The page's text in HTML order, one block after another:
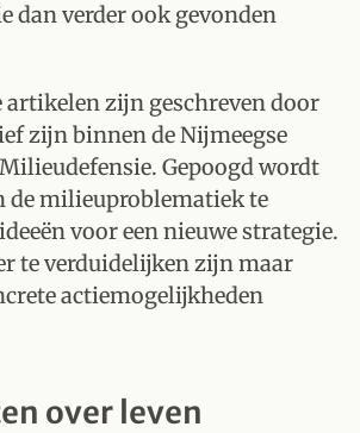
dan verder ook gevonden
artikelen zijn geschreven door
zijn binnen de Nijmeegse
Gepoogd wordt
de milieuproblematiek te
voor een nieuwe strategie.
te verduidelijken zijn maar
actiemogelijkheden
over leven